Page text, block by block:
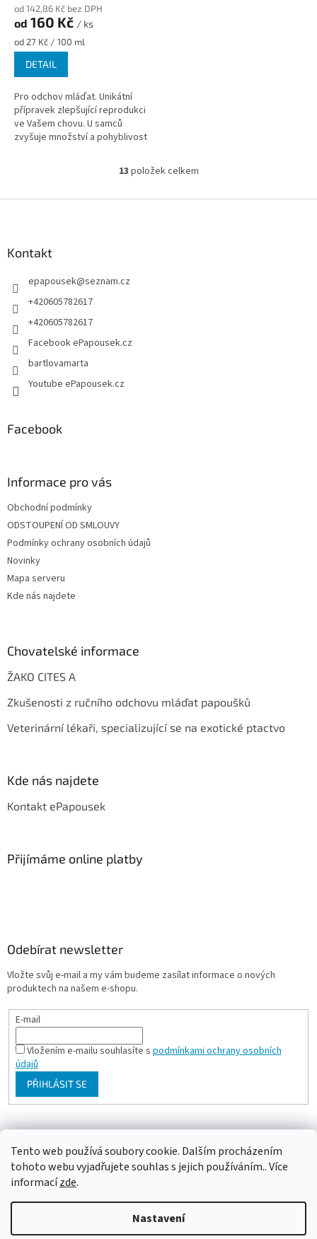
Tento web používá soubory cookie. Dalším procházením
tohoto webu vyjadřujete souhlas s jejich používáním.. Více
informacízde.
Nastavení
od 142,86 Kč bez DPH
od 160 Kč / ks
Měrná
cena:
od 27 Kč / 100 ml
DETAIL
Pro odchov mláďat. Unikátní
přípravek zlepšující reprodukci
ve Vašem chovu. U samců
zvyšuje množství a pohyblivost
O
l
13 položek celkem
Kontakt
epapousek@seznam.cz
+420605782617
+420605782617
Facebook ePapousek.cz
bartlovamarta
Youtube ePapousek.cz
Facebook
Informace pro vás
Obchodní podmínky
ODSTOUPENÍ OD SMLOUVY
Podmínky ochrany osobních údajů
Novinky
Mapa serveru
Kde nás najdete
Chovatelské informace
ŽAKO CITES A
Zkušenosti z ručního odchovu mláďat papoušků
Veterinární lékaři, specializující se na exotické ptactvo
Kde nás najdete
Kontakt ePapousek
Přijímáme online platby
Odebírat newsletter
Vložte svůj e-mail a my vám budeme zasílat informace o nových
produktech na našem e-shopu.
E-mail
Vložením e-mailu souhlasíte s podmínkami ochrany osobních
údajů
PŘIHLÁSIT SE